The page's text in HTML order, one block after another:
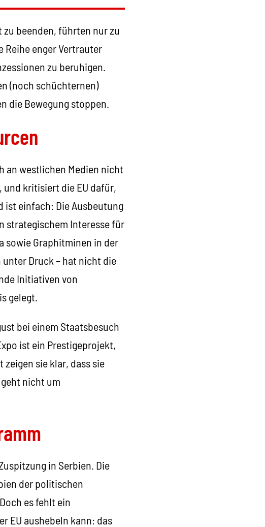
beenden, führten nur zu
Reihe enger Vertrauter
zu beruhigen.
(noch schüchternen)
die Bewegung stoppen.
an westlichen Medien nicht
und kritisiert die EU dafür,
ist einfach: Die Ausbeutung
strategischem Interesse für
sowie Graphitminen in der
Druck – hat nicht die
Initiativen von
gelegt.
bei einem Staatsbesuch
ist ein Prestigeprojekt,
sie klar, dass sie
nicht um
in Serbien. Die
der politischen
es fehlt ein
EU aushebeln kann: das